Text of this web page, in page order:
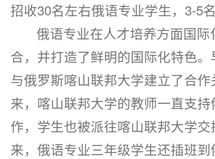
招收30名左右俄语专业学生，3-5
俄语专业在人才培养方面国际
合，并打造了鲜明的国际化特色。
与俄罗斯喀山联邦大学建立了合
来，喀山联邦大学的教师一直支
作，学生也被派往喀山联邦大学
来，俄语专业三年级学生还插班